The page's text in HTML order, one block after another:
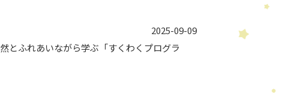
2025-09-09
とふれあいながら学ぶ「すくわくプログラ